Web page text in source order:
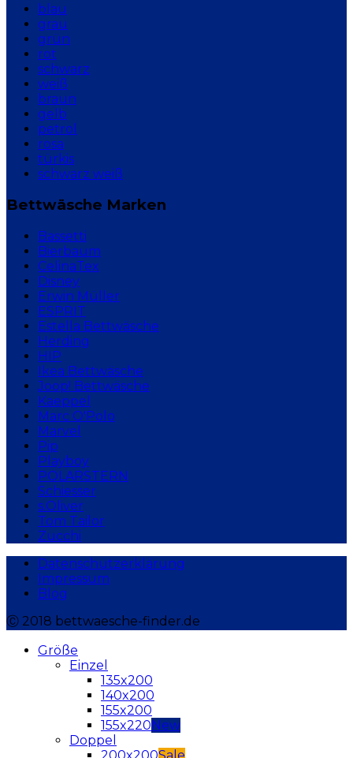
blau
grau
grün
rot
schwarz
weiß
braun
gelb
petrol
rosa
türkis
schwarz weiß
Bettwäsche Marken
Bassetti
Bierbaum
CelinaTex
Disney
Erwin Müller
ESPRIT
Estella Bettwäsche
Herding
HIP
Ikea Bettwäsche
Joop! Bettwäsche
Kaeppel
Marc O'Polo
Marvel
Pip
Playboy
POLARSTERN
Schiesser
s.Oliver
Tom Tailor
Zucchi
Datenschutzerklärung
Impressum
Blog
Ⓒ 2018 bettwaesche-finder.de
Größe
Einzel
135x200
140x200
155x200
155x220
Doppel